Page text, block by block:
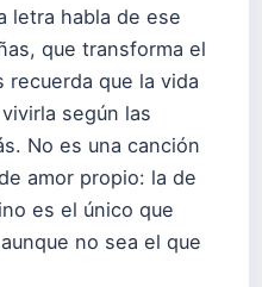
letra habla de ese
que transforma el
que la vida
según las
No es una canción
amor propio: la de
es el único que
no sea el que